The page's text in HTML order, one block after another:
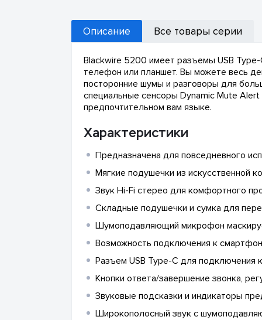
Описание Все товары серии
Blackwire 5200 имеет разъемы USB
телефон или планшет. Вы можете весь
посторонние шумы и разговоры для
специальные сенсоры Dynamic Mute
предпочтительном вам языке.
Характеристики
Предназначена для повседневного
Мягкие подушечки из искусственной
Звук Hi-Fi стерео для комфортного
Складные подушечки и сумка для
Шумоподавляющий микрофон
Возможность подключения к
Разъем USB Type-C для подключения
Кнопки ответа/завершение звонка,
Звуковые подсказки и индикаторы
Широкополосный звук с